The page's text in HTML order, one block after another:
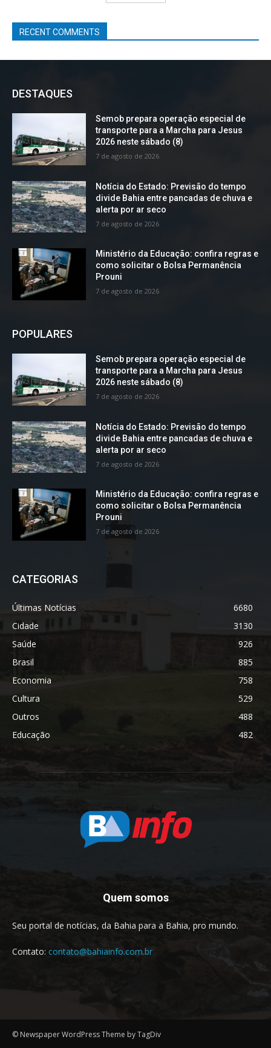
RECENT COMMENTS
DESTAQUES
Semob prepara operação especial de
transporte para a Marcha para Jesus
2026 neste sábado (8)
7 de agosto de 2026
Notícia do Estado: Previsão do tempo
divide Bahia entre pancadas de chuva e
alerta por ar seco
7 de agosto de 2026
Ministério da Educação: confira regras e
como solicitar o Bolsa Permanência
Prouni
7 de agosto de 2026
POPULARES
Semob prepara operação especial de
transporte para a Marcha para Jesus
2026 neste sábado (8)
7 de agosto de 2026
Notícia do Estado: Previsão do tempo
divide Bahia entre pancadas de chuva e
alerta por ar seco
7 de agosto de 2026
Ministério da Educação: confira regras e
como solicitar o Bolsa Permanência
Prouni
7 de agosto de 2026
CATEGORIAS
Últimas Notícias
6680
Cidade
3130
Saúde
926
Brasil
885
Economia
758
Cultura
529
Outros
488
Educação
482
Quem somos
Seu portal de notícias, da Bahia para a Bahia, pro mundo.
Contato: contato@bahiainfo.com.br
© Newspaper WordPress Theme by TagDiv